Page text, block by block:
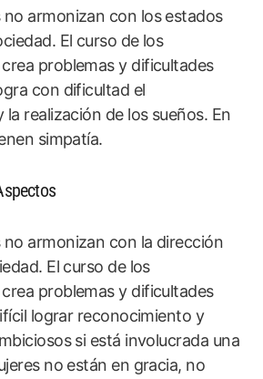
armonizan con los estados
El curso de los
problemas y dificultades
con dificultad el
realización de los sueños. En
simpatía.
armonizan con la dirección
El curso de los
problemas y dificultades
lograr reconocimiento y
si está involucrada una
no están en gracia, no